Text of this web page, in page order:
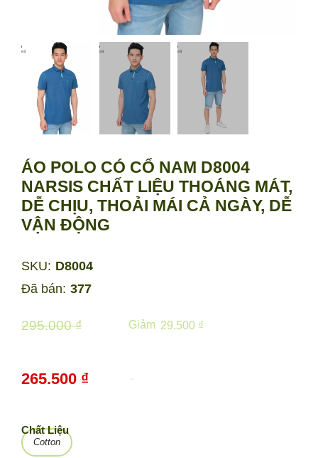
ÁO POLO CÓ CỔ NAM D8004
NARSIS CHẤT LIỆU THOÁNG MÁT,
DỄ CHỊU, THOẢI MÁI CẢ NGÀY, DỄ
VẬN ĐỘNG
Đã bán: 377
Cotton
Chất Liệu
-
265.500 ₫
295.000 ₫ 29.500 ₫
Giảm
SKU: D8004